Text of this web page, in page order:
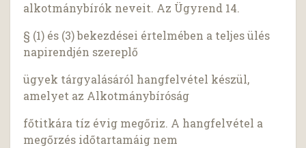
alkotmánybírók neveit. Az Ügyrend 14.
§ (1) és (3) bekezdései értelmében a teljes ülés
napirendjén szereplő
ügyek tárgyalásáról hangfelvétel készül,
amelyet az Alkotmánybíróság
főtitkára tíz évig megőriz. A hangfelvétel a
megőrzés időtartamáig nem